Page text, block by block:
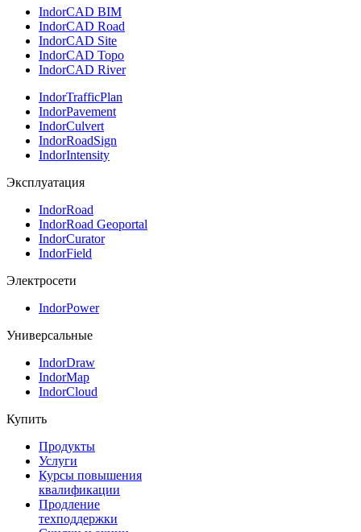
IndorCAD BIM
IndorCAD Road
IndorCAD Site
IndorCAD Topo
IndorCAD River
IndorTrafficPlan
IndorPavement
IndorCulvert
IndorRoadSign
IndorIntensity
Эксплуатация
IndorRoad
IndorRoad Geoportal
IndorCurator
IndorField
Электросети
IndorPower
Универсальные
IndorDraw
IndorMap
IndorCloud
Купить
Продукты
Услуги
Курсы повышения
квалификации
Продление
техподдержки